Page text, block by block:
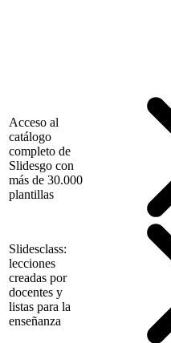
Acceso al
catálogo
completo de
Slidesgo con
más de 30.000
plantillas
Slidesclass:
lecciones
creadas por
docentes y
listas para la
enseñanza